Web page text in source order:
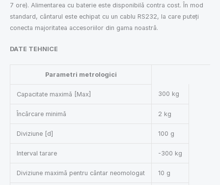
7 ore). Alimentarea cu baterie este disponibilă contra cost. În mod
standard, cântarul este echipat cu un cablu RS232, la care puteți
conecta majoritatea accesoriilor din gama noastră.
DATE TEHNICE
Parametri metrologici
Capacitate maximă [Max] 300 kg
Încărcare minimă 2 kg
Diviziune [d] 100 g
Interval tarare -300 kg
Diviziune maximă pentru cântar neomologat 10 g